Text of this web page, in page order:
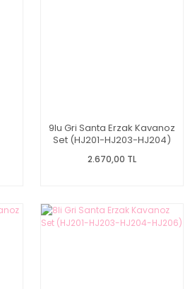
9lu Gri Santa Erzak Kavanoz
Set (HJ201-HJ203-HJ204)
2.670,00 TL